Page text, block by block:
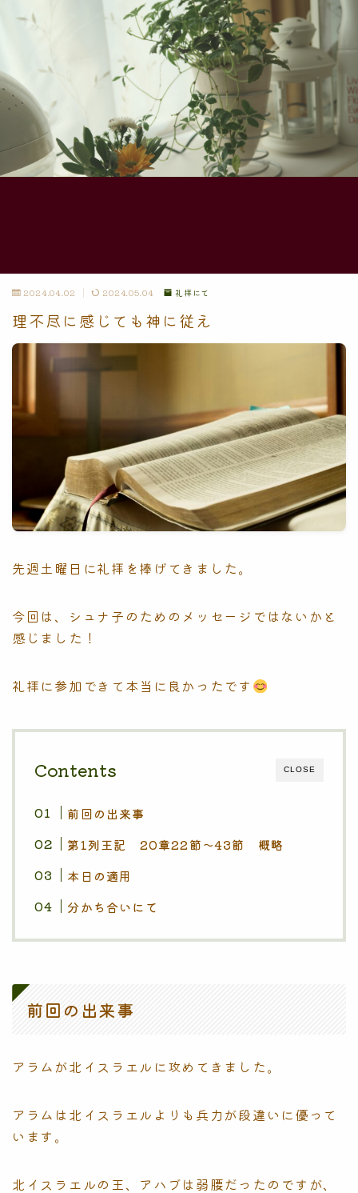
2024.04.02 2024.05.04 礼拝にて
理不尽に感じても神に従え
先週土曜日に礼拝を捧げてきました。
今回は、シュナ子のためのメッセージではないかと
感じました！
礼拝に参加できて本当に良かったです
CLOSE
Contents
前回の出来事
第1列王記 20章22節〜43節 概略
本日の適用
分かち合いにて
前回の出来事
アラムが北イスラエルに攻めてきました。
アラムは北イスラエルよりも兵力が段違いに優って
います。
北イスラエルの王、アハブは弱腰だったのですが、